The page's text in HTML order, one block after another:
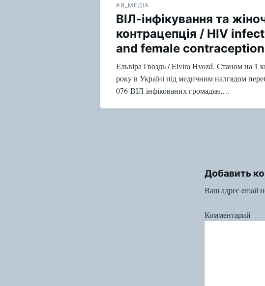
#Я_МЕДІА
ВІЛ-інфікування та
контрацепція / HIV
and female contraception
Ельвіра Гвоздь / Elvira Hvozd. Станом на 1
року в Україні під медичним налгядом
076 ВІЛ-інфікованих громадян,…
Добавить
Ваш адрес email
Комментарий